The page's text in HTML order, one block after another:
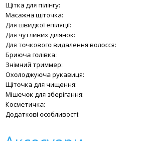
Щітка для пілінгу:
Масажна щіточка:
Для швидкої епіляції:
Для чутливих ділянок:
Для точкового видалення волосся:
Бриюча голівка:
Знімний триммер:
Охолоджуюча рукавиця:
Щіточка для чищення:
Мішечок для зберігання:
Косметичка:
Додаткові особливості: